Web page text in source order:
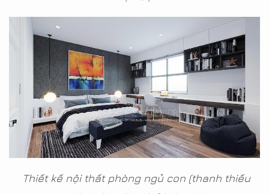
Thiết kế nội thất phòng ngủ con (thanh thiếu